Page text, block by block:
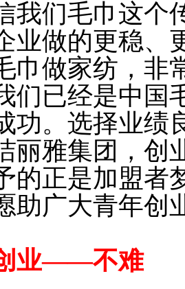
我们毛巾这个
业做的更稳、
巾做家纺，非
们已经是中国
功。选择业绩
丽雅集团，创
的正是加盟者
助广大青年创
业——不难